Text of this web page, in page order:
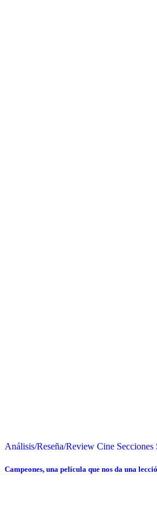
Análisis/Reseña/Review Cine Secciones
Campeones, una película que nos da una